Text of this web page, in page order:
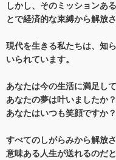
しかし、そのミッションあ
とで経済的な束縛から解放
現代を生きる私たちは、知
いられています。
あなたは今の生活に満足し
あなたの夢は叶いましたか？
あなたはいつも笑顔ですか？
すべてのしがらみから解放
意味ある人生が送れるのだと